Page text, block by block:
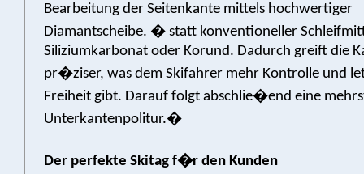
Bearbeitung der Seitenkante mittels hochwertiger
Diamantscheibe. � statt konventioneller
Siliziumkarbonat oder Korund. Dadurch greift die
pr�ziser, was dem Skifahrer mehr Kontrolle und
Freiheit gibt. Darauf folgt abschlie�end eine
Unterkantenpolitur.�
Der perfekte Skitag f�r den Kunden